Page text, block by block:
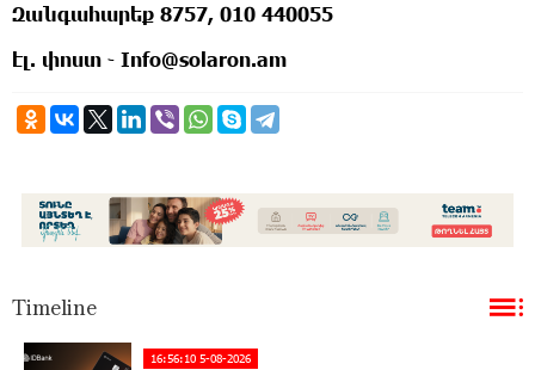
Զանգահարեք 8757, 010 440055
էլ. փոստ ֊ Info@solaron.am
Timeline
16:56:10 5-08-2026